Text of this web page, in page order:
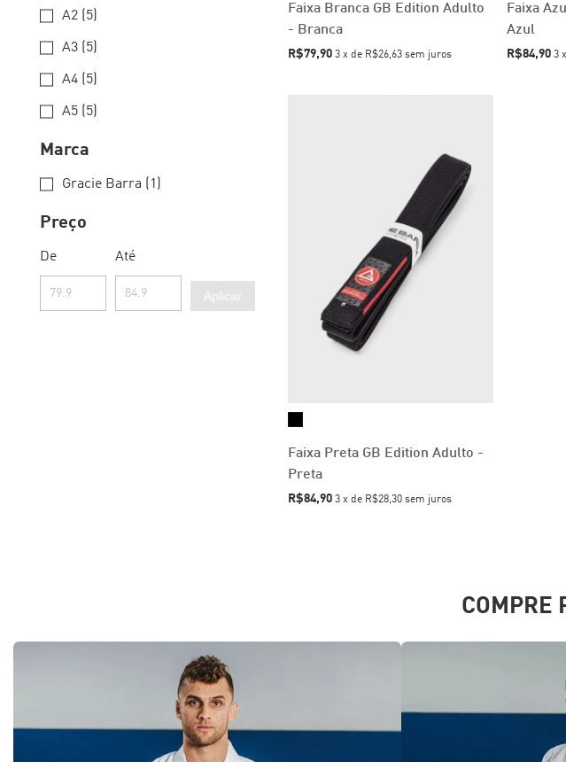
A2 (5)
A3 (5)
A4 (5)
A5 (5)
Marca
Gracie Barra (1)
Preço
De Até
Aplicar
Faixa Branca GB Edition Adulto
- Branca
R$79,90 3 x de R$26,63 sem juros
Faixa
Azul
R$84,90 3 x
Faixa Preta GB Edition Adulto -
Preta
R$84,90 3 x de R$28,30 sem juros
COMPRE